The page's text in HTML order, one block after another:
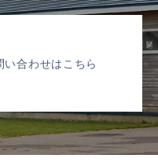
い合わせはこちら